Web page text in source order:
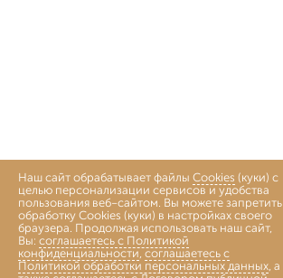
Наш сайт обрабатывает файлы Cookies (куки) с
целью персонализации сервисов и удобства
пользования веб-сайтом. Вы можете запретить
обработку Cookies (куки) в настройках своего
браузера. Продолжая использовать наш сайт,
Вы: соглашаетесь с Политикой
конфиденциальности, соглашаетесь с
Политикой обработки персональных данных, а